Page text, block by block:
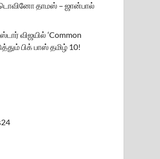
தாமஸ் – ஜான்பால்
விஜயில் ‘Common
பிக் பாஸ் தமிழ் 10!